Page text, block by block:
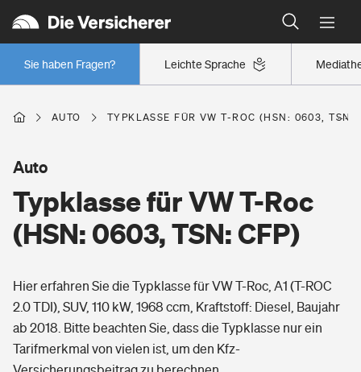
Leichte Sprache
Sie haben Fragen?
Wer versichert was: Jetzt Versicherer finden
Regionalklassen: So ist Ihre Region eingestuft
Wer versichert was: Jetzt Versicherer finden
Berufsunfähigkeitsversicherung
Erwerbsunfähigkeitsversicherung
Grundfähigkeitsversicherung
Arbeitsrechtsschutz
Wohnen
Freizeit
Pri­vate Haft­pflicht­
Gesundheit
AUTO TYPKLASSE FÜR VW T-ROC (HSN: 0603, TSN:
Typklasse für VW T-Roc
(HSN: 0603, TSN: CFP)
Auto
Hier erfahren Sie die Typklasse für VW T-Roc, A1 (T-ROC
2.0 TDI), SUV, 110 kW, 1968 ccm, Kraftstoff: Diesel, Baujahr
ab 2018. Bitte beachten Sie, dass die Typklasse nur ein
Tarifmerkmal von vielen ist, um den Kfz-